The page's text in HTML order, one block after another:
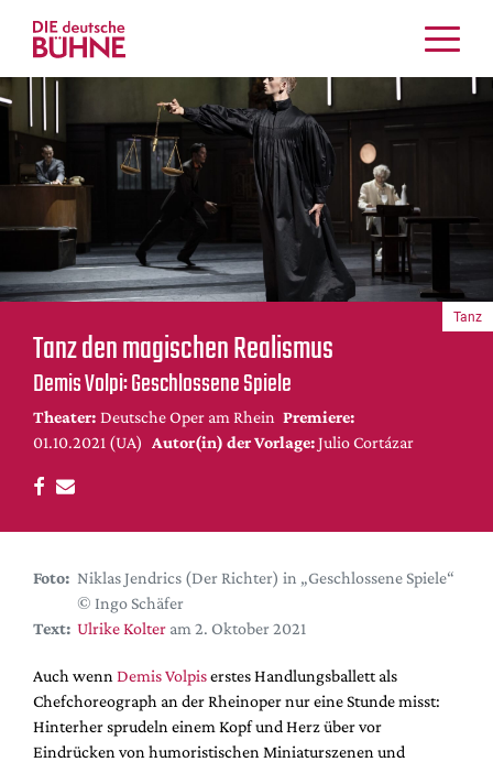
Kritiken
Schauspiel
Musiktheater
Tanz
Crossover
Bühnenwelt
Festivals & Veranstaltungen
Menschen & Theater
Themen
Internationales
Nachrufe
DdB-map
Premierensuche
Festival-Planer
Alle Hefte
Leseproben
Tanz den magischen Realismus
Demis Volpi: Geschlossene Spiele
Theater: Deutsche Oper am Rhein Premiere:
01.10.2021 (UA)
Autor(in) der Vorlage: Julio Cortázar
Tanz
Foto: Niklas Jendrics (Der Richter) in „Geschlossene Spiele“
© Ingo Schäfer
Text: Ulrike Kolter am 2. Oktober 2021
Auch wenn Demis Volpiserstes Handlungsballett als
Chefchoreograph an der Rheinoper nur eine Stunde misst:
Hinterher sprudeln einem Kopf und Herz über vor
Eindrücken von humoristischen Miniaturszenen und